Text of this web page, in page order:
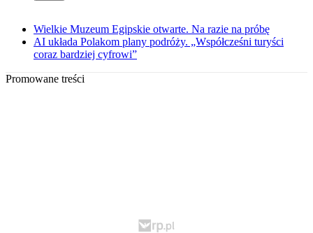
Wielkie Muzeum Egipskie otwarte. Na razie na próbę
AI układa Polakom plany podróży. „Współcześni turyści
coraz bardziej cyfrowi”
Promowane treści